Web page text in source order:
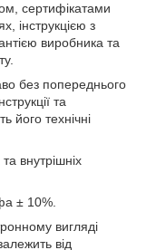
сертифікатами
інструкцією з
виробника та
без попереднього
та
його технічні
внутрішніх
± 10%.
вигляді
від